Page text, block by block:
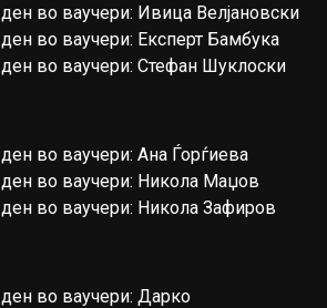
во ваучери: Ивица Велјановски
во ваучери: Експерт Бамбука
во ваучери: Стефан Шуклоски
во ваучери: Ана Ѓорѓиева
во ваучери: Никола Маџов
во ваучери: Никола Зафиров
во ваучери: Дарко